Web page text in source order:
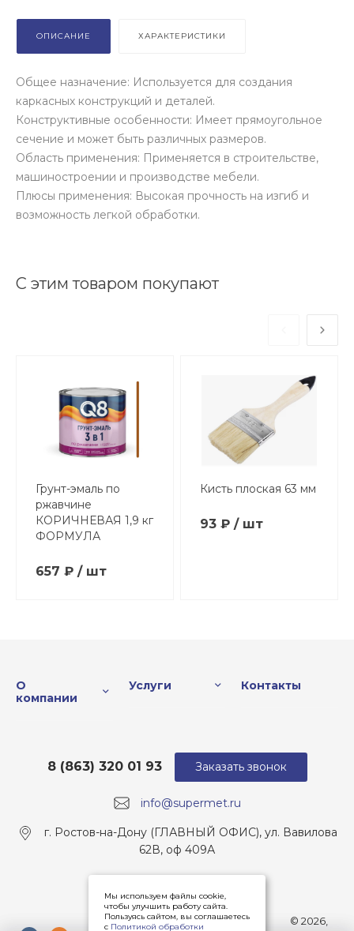
ОПИСАНИЕ ХАРАКТЕРИСТИКИ
Общее назначение: Используется для создания
каркасных конструкций и деталей.
Конструктивные особенности: Имеет прямоугольное
сечение и может быть различных размеров.
Область применения: Применяется в строительстве,
машиностроении и производстве мебели.
Плюсы применения: Высокая прочность на изгиб и
возможность легкой обработки.
С этим товаром покупают
Грунт-эмаль по
ржавчине
КОРИЧНЕВАЯ 1,9 кг
ФОРМУЛА
657 ₽ / шт
Кисть плоская 63 мм
93 ₽ / шт
О
компании
Услуги Контакты
info@supermet.ru
8 (863) 320 01 93
г. Ростов-на-Дону (ГЛАВНЫЙ ОФИС), ул. Вавилова
62В, оф 409А
Заказать звонок
© 2026,
Мы используем файлы cookie,
чтобы улучшить работу сайта.
Пользуясь сайтом, вы соглашаетесь
с Политикой обработки